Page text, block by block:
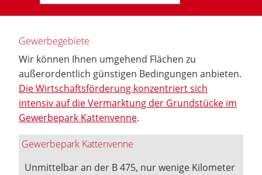
Gewerbegebiete
Wir können Ihnen umgehend Flächen zu
außerordentlich günstigen Bedingungen anbieten.
Die Wirtschaftsförderung konzentriert sich
intensiv auf die Vermarktung der Grundstücke im
Gewerbepark Kattenvenne.
Gewerbepark Kattenvenne
Unmittelbar an der B 475, nur wenige Kilometer